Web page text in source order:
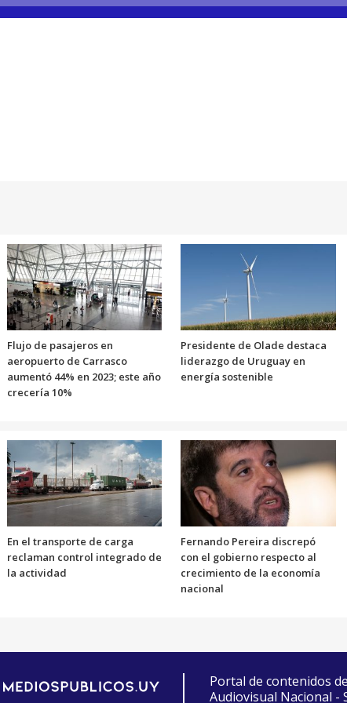
Flujo de pasajeros en
aeropuerto de Carrasco
aumentó 44% en 2023; este año
crecería 10%
Presidente de Olade destaca
liderazgo de Uruguay en
energía sostenible
En el transporte de carga
reclaman control integrado de
la actividad
Fernando Pereira discrepó
con el gobierno respecto al
crecimiento de la economía
nacional
Portal de contenidos
Audiovisual Nacional -